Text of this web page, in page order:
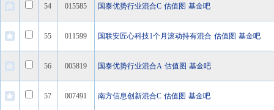
54 015585 国泰优势行业混合C 估值图 基金吧
55 011599 国联安匠心科技1个月滚动持有混合 估值图 基金吧
56 005819 国泰优势行业混合A 估值图 基金吧
57 007491 南方信息创新混合C 估值图 基金吧